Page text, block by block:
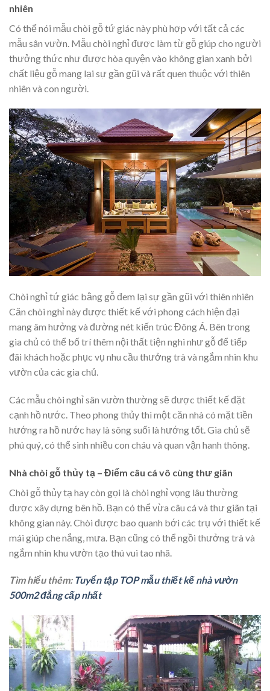
nhiên
Có thể nói mẫu chòi gỗ tứ giác này phù hợp với tất cả các
mẫu sân vườn. Mẫu chòi nghỉ được làm từ gỗ giúp cho người
thưởng thức như được hòa quyện vào không gian xanh bởi
chất liệu gỗ mang lại sự gần gũi và rất quen thuộc với thiên
nhiên và con người.
Chòi nghỉ tứ giác bằng gỗ đem lại sự gần gũi với thiên nhiên
Căn chòi nghỉ này được thiết kế với phong cách hiện đại
mang âm hưởng và đường nét kiến trúc Đông Á. Bên trong
gia chủ có thể bố trí thêm nội thất tiện nghi như gỗ để tiếp
đãi khách hoặc phục vụ nhu cầu thưởng trà và ngắm nhìn khu
vườn của các gia chủ.
Các mẫu chòi nghỉ sân vườn thường sẽ được thiết kế đặt
cạnh hồ nước. Theo phong thủy thì một căn nhà có mặt tiền
hướng ra hồ nước hay là sông suối là hướng tốt. Gia chủ sẽ
phú quý, có thể sinh nhiều con cháu và quan vận hanh thông.
Nhà chòi gỗ thủy tạ – Điểm câu cá vô cùng thư giãn
Chòi gỗ thủy tạ hay còn gọi là chòi nghỉ vọng lâu thường
được xây dựng bên hồ. Bạn có thể vừa câu cá và thư giãn tại
không gian này. Chòi được bao quanh bới các trụ với thiết kế
mái giúp che nắng, mưa. Bạn cũng có thể ngồi thưởng trà và
ngắm nhìn khu vườn tạo thú vui tao nhã.
Tìm hiểu thêm: Tuyển tập TOP mẫu thiết kế nhà vườn
500m2 đẳng cấp nhất